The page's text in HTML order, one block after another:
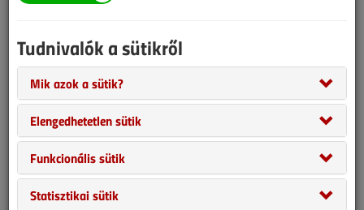
Előző számunkban általánosságban ismerkedhettünk meg az
EKR, vagyis az Energiahatékonysági Kötelezettségi Rendszerrel,
ami egy olyan, a nemzetközi gyakorlatban már régóta működő
szakpolitikai intézkedés, melynek révén bizonyos beruházások
olcsóbbá válhatnak a beruházó számára. Cikksorozatunk jelen
darabjában most arról olvashatnak, milyen eredményekkel lehet
bevonni az EKR-t egy hőszivattyús beruházás finanszírozásába.
Tudnivalók a sütikről
Mik azok a sütik?
Elengedhetetlen sütik
Funkcionális sütik
Statisztikai sütik